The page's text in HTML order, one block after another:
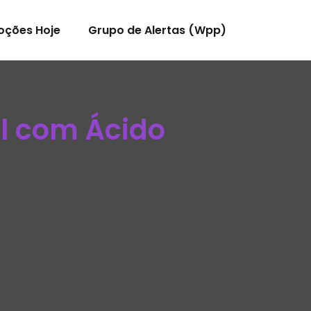
Hoje Grupo de Alertas (Wpp)
com Ácido